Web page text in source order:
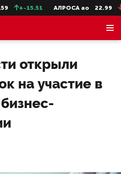
+-15.51 АЛРОСА ао 22.99 -
открыли
на участие в